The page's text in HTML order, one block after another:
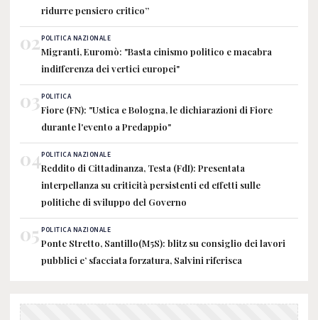
ridurre pensiero critico”
02POLITICA NAZIONALE
Migranti, Euromò: "Basta cinismo politico e macabra
indifferenza dei vertici europei"
03POLITICA
Fiore (FN): "Ustica e Bologna, le dichiarazioni di Fiore
durante l'evento a Predappio"
04POLITICA NAZIONALE
Reddito di Cittadinanza, Testa (FdI): Presentata
interpellanza su criticità persistenti ed effetti sulle
politiche di sviluppo del Governo
05 POLITICA NAZIONALE
Ponte Stretto, Santillo(M5S): blitz su consiglio dei lavori
pubblici e’ sfacciata forzatura, Salvini riferisca